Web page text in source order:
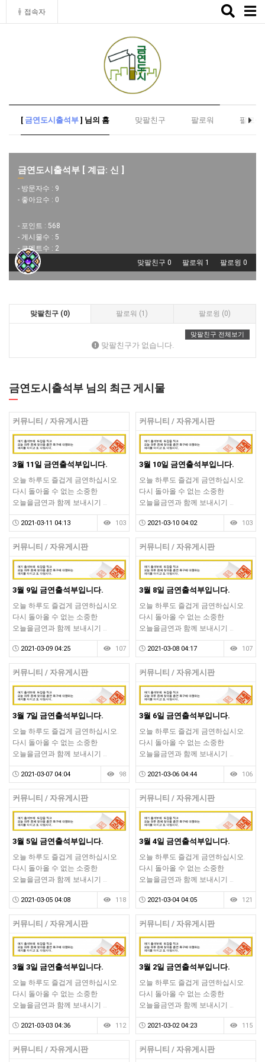
접속자
Toggle
[ 금연도시출석부 ] 님의 홈 맞팔친구 팔로워 팔로윙
금연도시출석부 [ 계급: 신 ]
- 방문자수 : 9
- 좋아요수 : 0
- 포인트 : 568
- 게시물수 : 5
- 코멘트수 : 2
맞팔친구 0
팔로워 1 팔로윙 0
맞팔친구 (0) 팔로워 (1) 팔로윙 (0)
맞팔친구 전체보기
맞팔친구가 없습니다.
금연도시출석부 님의 최근 게시물
커뮤니티 / 자유게시판
3월 11일 금연출석부입니다.
오늘 하루도 즐겁게 금연하십시오.
다시 돌아올 수 없는 소중한
오늘을금연과 함께 보내시기 …
2021-03-11 04:13 103
커뮤니티 / 자유게시판
3월 10일 금연출석부입니다.
오늘 하루도 즐겁게 금연하십시오.
다시 돌아올 수 없는 소중한
오늘을금연과 함께 보내시기 …
2021-03-10 04:02 103
커뮤니티 / 자유게시판
3월 9일 금연출석부입니다.
오늘 하루도 즐겁게 금연하십시오.
다시 돌아올 수 없는 소중한
오늘을금연과 함께 보내시기 …
2021-03-09 04:25 107
커뮤니티 / 자유게시판
3월 8일 금연출석부입니다.
오늘 하루도 즐겁게 금연하십시오.
다시 돌아올 수 없는 소중한
오늘을금연과 함께 보내시기 …
2021-03-08 04:17 107
커뮤니티 / 자유게시판
3월 7일 금연출석부입니다.
오늘 하루도 즐겁게 금연하십시오.
다시 돌아올 수 없는 소중한
오늘을금연과 함께 보내시기 …
2021-03-07 04:04 98
커뮤니티 / 자유게시판
3월 6일 금연출석부입니다.
오늘 하루도 즐겁게 금연하십시오.
다시 돌아올 수 없는 소중한
오늘을금연과 함께 보내시기 …
2021-03-06 04:44 106
커뮤니티 / 자유게시판
3월 5일 금연출석부입니다.
오늘 하루도 즐겁게 금연하십시오.
다시 돌아올 수 없는 소중한
오늘을금연과 함께 보내시기 …
2021-03-05 04:08 118
커뮤니티 / 자유게시판
3월 4일 금연출석부입니다.
오늘 하루도 즐겁게 금연하십시오.
다시 돌아올 수 없는 소중한
오늘을금연과 함께 보내시기 …
2021-03-04 04:05 121
커뮤니티 / 자유게시판
3월 3일 금연출석부입니다.
오늘 하루도 즐겁게 금연하십시오.
다시 돌아올 수 없는 소중한
오늘을금연과 함께 보내시기 …
2021-03-03 04:36 112
커뮤니티 / 자유게시판
3월 2일 금연출석부입니다.
오늘 하루도 즐겁게 금연하십시오.
다시 돌아올 수 없는 소중한
오늘을금연과 함께 보내시기 …
2021-03-02 04:23 115
커뮤니티 / 자유게시판 커뮤니티 / 자유게시판